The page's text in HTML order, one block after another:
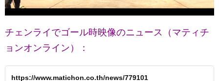
チェンライでゴール時映像のニュース（マティチ
ョンオンライン）：
https://www.matichon.co.th/news/779101